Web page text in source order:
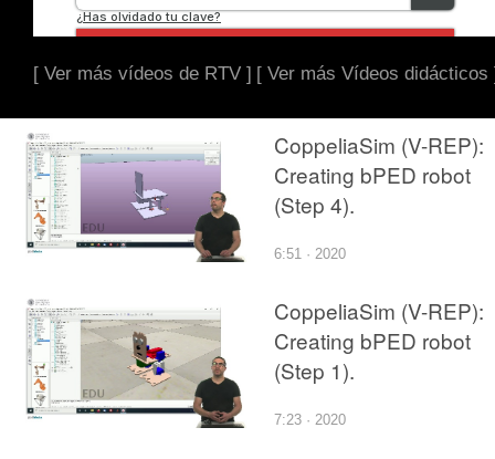
[ Ver más vídeos de RTV ] [ Ver más Vídeos didácticos
CoppeliaSim (V-REP):
Creating bPED robot
(Step 4).
6:51 · 2020
CoppeliaSim (V-REP):
Creating bPED robot
(Step 1).
7:23 · 2020